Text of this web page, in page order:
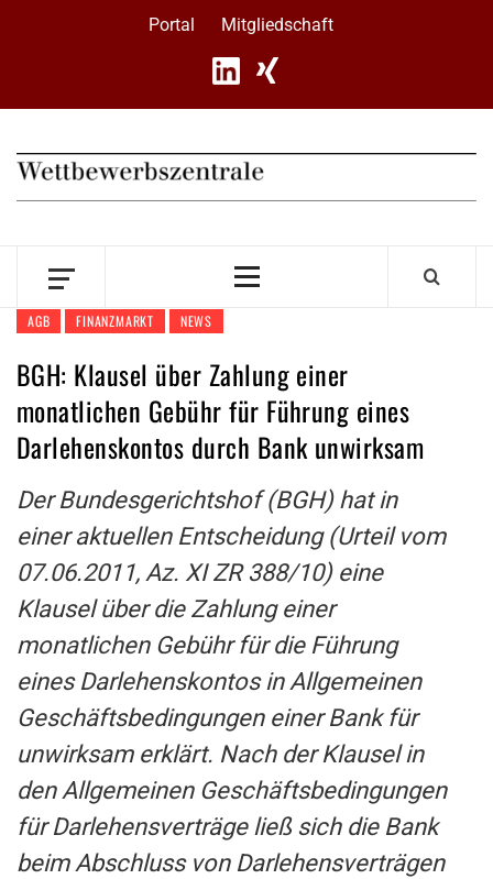
Portal Mitgliedschaft
Primary
AGB FINANZMARKT NEWS
BGH: Klausel über Zahlung einer
monatlichen Gebühr für Führung eines
Darlehenskontos durch Bank unwirksam
Der Bundesgerichtshof (BGH) hat in
einer aktuellen Entscheidung (Urteil vom
07.06.2011, Az. XI ZR 388/10) eine
Klausel über die Zahlung einer
monatlichen Gebühr für die Führung
eines Darlehenskontos in Allgemeinen
Geschäftsbedingungen einer Bank für
unwirksam erklärt. Nach der Klausel in
den Allgemeinen Geschäftsbedingungen
für Darlehensverträge ließ sich die Bank
beim Abschluss von Darlehensverträgen